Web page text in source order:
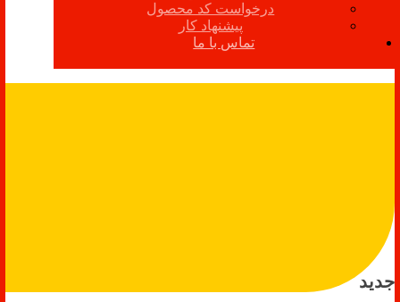
درخواست کد محصول
پیشنهاد کار
تماس با ما
جدید